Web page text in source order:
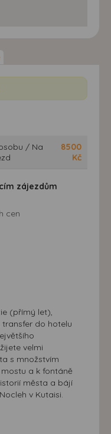
/ Na
8500
Kč
zájezdům
cen
(přímý let),
do hotelu
velmi
s množstvím
a k fontáně
města a bájí
v Kutaisi.